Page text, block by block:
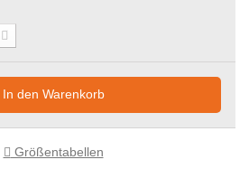
In den Warenkorb
Größentabellen